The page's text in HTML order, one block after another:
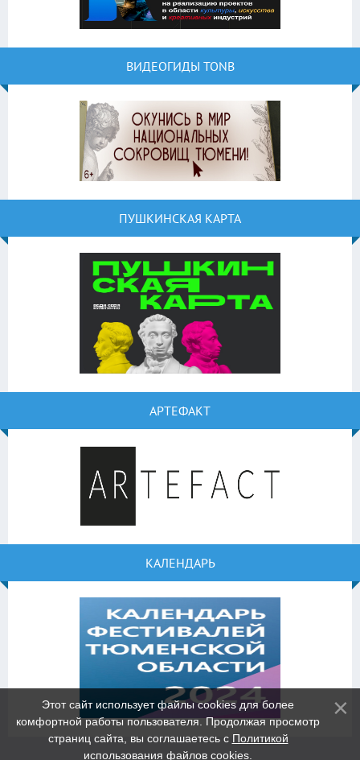
ВИДЕОГИДЫ TONB
ПУШКИНСКАЯ КАРТА
АРТЕФАКТ
КАЛЕНДАРЬ
Этот сайт использует файлы cookies для более
комфортной работы пользователя. Продолжая просмотр
страниц сайта, вы соглашаетесь с Политикой
использования файлов cookies